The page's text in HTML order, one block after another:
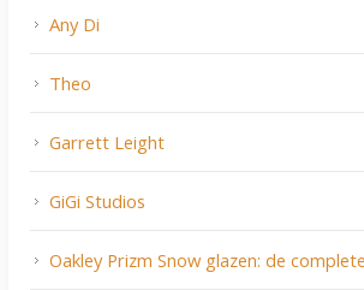
Any Di
Theo
Garrett Leight
GiGi Studios
Oakley Prizm Snow glazen: de